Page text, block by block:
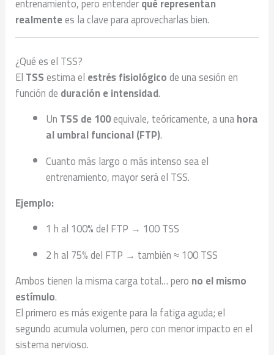
realmentees la clave para aprovecharlas bien.
¿Qué es el TSS?
El TSSestima el estrés fisiológicode una sesión en
función de duración e intensidad.
Un TSS de 100equivale, teóricamente, a unahora
al umbral funcional (FTP).
Cuanto más largo o más intenso sea el
entrenamiento, mayor será el TSS.
Ejemplo:
1 h al 100% del FTP → 100 TSS
2 h al 75% del FTP → también ≈ 100 TSS
Ambos tienen la misma carga total… pero no el mismo
estímulo.
El primero es más exigente para la fatiga aguda; el
segundo acumula volumen, pero con menor impacto en el
sistema nervioso.